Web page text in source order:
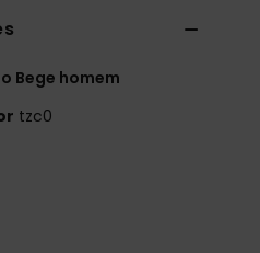
Bege homem
tzc0